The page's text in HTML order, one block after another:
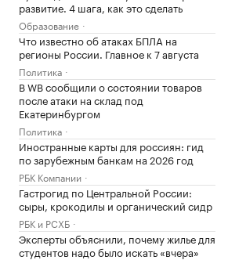
развитие. 4 шага, как это сделать
Образование
Что известно об атаках БПЛА на
регионы России. Главное к 7 августа
Политика
В WB сообщили о состоянии товаров
после атаки на склад под
Екатеринбургом
Политика
Иностранные карты для россиян: гид
по зарубежным банкам на 2026 год
РБК Компании
Гастрогид по Центральной России:
сыры, крокодилы и органический сидр
РБК и РСХБ
Эксперты объяснили, почему жилье для
студентов надо было искать «вчера»